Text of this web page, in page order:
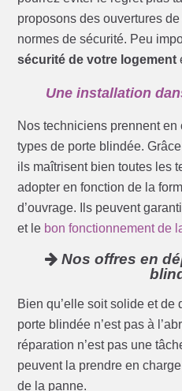
proposons des ouvertures
normes de sécurité. Peu
sécurité de votre logement
Une installation
Nos techniciens prennent
types de porte blindée.
ils maîtrisent bien toutes les
adopter en fonction de la
d’ouvrage. Ils peuvent
et le bon fonctionnement de
Nos offres en
Bien qu’elle soit solide et de
porte blindée n’est pas à
réparation n’est pas une
peuvent la prendre en
de la panne.